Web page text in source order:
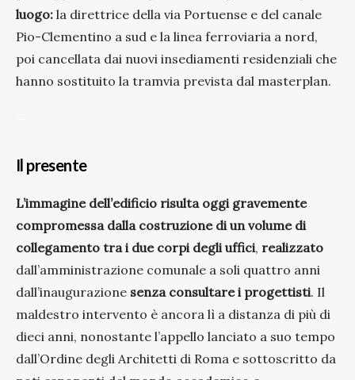
luogo: la direttrice della via Portuense e del canale
Pio-Clementino a sud e la linea ferroviaria a nord,
poi cancellata dai nuovi insediamenti residenziali che
hanno sostituito la tramvia prevista dal masterplan.
Il presente
L’immagine dell’edificio risulta oggi gravemente
compromessa dalla costruzione di un volume di
collegamento tra i due corpi degli uffici, realizzato
dall’amministrazione comunale a soli quattro anni
dall’inaugurazione senza consultare i progettisti. Il
maldestro intervento è ancora lì a distanza di più di
dieci anni, nonostante l’appello lanciato a suo tempo
dall’Ordine degli Architetti di Roma e sottoscritto da